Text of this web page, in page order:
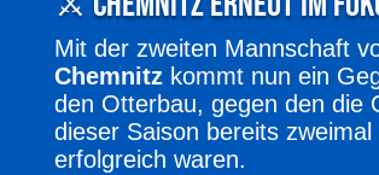
Mit der zweiten Mannschaft
Chemnitzkommt nun ein
den Otterbau, gegen den die
dieser Saison bereits zweimal
erfolgreich waren.